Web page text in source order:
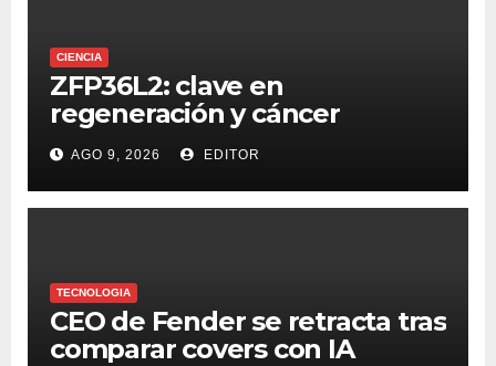
CIENCIA
ZFP36L2: clave en
regeneración y cáncer
colorrectal
AGO 9, 2026 EDITOR
TECNOLOGIA
CEO de Fender se retracta tras
comparar covers con IA